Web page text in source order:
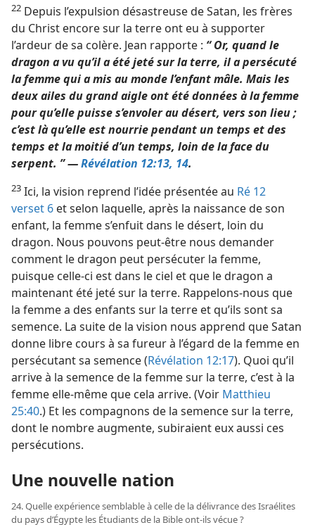
22 Depuis l’expulsion désastreuse de Satan, les frères
du Christ encore sur la terre ont eu à supporter
l’ardeur de sa colère. Jean rapporte : “ Or, quand le
dragon a vu qu’il a été jeté sur la terre, il a persécuté
la femme qui a mis au monde l’enfant mâle. Mais les
deux ailes du grand aigle ont été données à la femme
pour qu’elle puisse s’envoler au désert, vers son lieu ;
c’est là qu’elle est nourrie pendant un temps et des
temps et la moitié d’un temps, loin de la face du
serpent. ” —Révélation 12:13, 14.
23 Ici, la vision reprend l’idée présentée au Ré 12
verset 6 et selon laquelle, après la naissance de son
enfant, la femme s’enfuit dans le désert, loin du
dragon. Nous pouvons peut-être nous demander
comment le dragon peut persécuter la femme,
puisque celle-ci est dans le ciel et que le dragon a
maintenant été jeté sur la terre. Rappelons-​nous que
la femme a des enfants sur la terre et qu’ils sont sa
semence. La suite de la vision nous apprend que Satan
donne libre cours à sa fureur à l’égard de la femme en
persécutant sa semence (Révélation 12:17). Quoi qu’il
arrive à la semence de la femme sur la terre, c’est à la
femme elle-​même que cela arrive. (Voir Matthieu
25:40.) Et les compagnons de la semence sur la terre,
dont le nombre augmente, subiraient eux aussi ces
persécutions.
Une nouvelle nation
24. Quelle expérience semblable à celle de la délivrance des Israélites
du pays d’Égypte les Étudiants de la Bible ont-​ils vécue ?